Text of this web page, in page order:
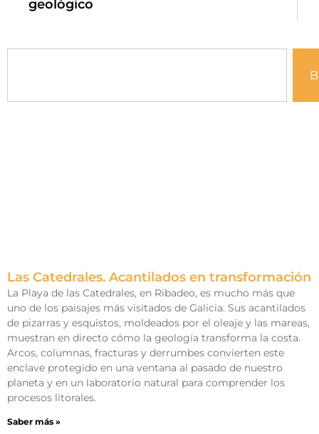
geológico
Las Catedrales. Acantilados en transformación
La Playa de las Catedrales, en Ribadeo, es mucho más que
uno de los paisajes más visitados de Galicia. Sus acantilados
de pizarras y esquistos, moldeados por el oleaje y las mareas,
muestran en directo cómo la geología transforma la costa.
Arcos, columnas, fracturas y derrumbes convierten este
enclave protegido en una ventana al pasado de nuestro
planeta y en un laboratorio natural para comprender los
procesos litorales.
Saber más »